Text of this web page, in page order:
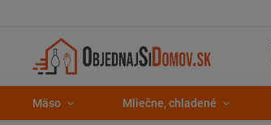
Mäso Mliečne, chladené